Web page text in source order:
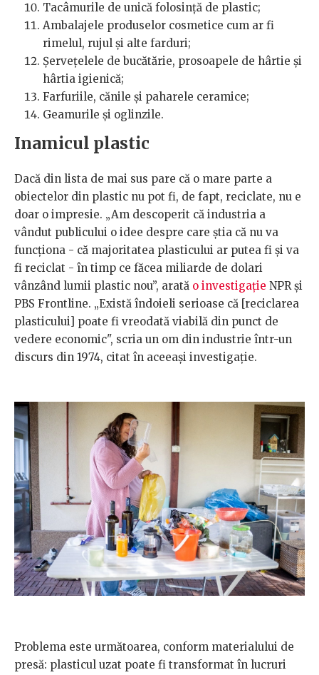
Tacâmurile de unică folosință de plastic;
Ambalajele produselor cosmetice cum ar fi
rimelul, rujul și alte farduri;
Șervețelele de bucătărie, prosoapele de hârtie și
hârtia igienică;
Farfuriile, cănile și paharele ceramice;
Geamurile și oglinzile.
Inamicul plastic
Dacă din lista de mai sus pare că o mare parte a
obiectelor din plastic nu pot fi, de fapt, reciclate, nu e
doar o impresie. „Am descoperit că industria a
vândut publicului o idee despre care știa că nu va
funcționa - că majoritatea plasticului ar putea fi și va
fi reciclat - în timp ce făcea miliarde de dolari
vânzând lumii plastic nou”, arată o investigație NPR și
PBS Frontline. „Există îndoieli serioase că [reciclarea
plasticului] poate fi vreodată viabilă din punct de
vedere economic", scria un om din industrie într-un
discurs din 1974, citat în aceeași investigație.
Problema este următoarea, conform materialului de
presă: plasticul uzat poate fi transformat în lucruri